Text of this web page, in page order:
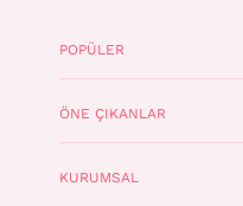
POPÜLER
ÖNE ÇIKANLAR
KURUMSAL